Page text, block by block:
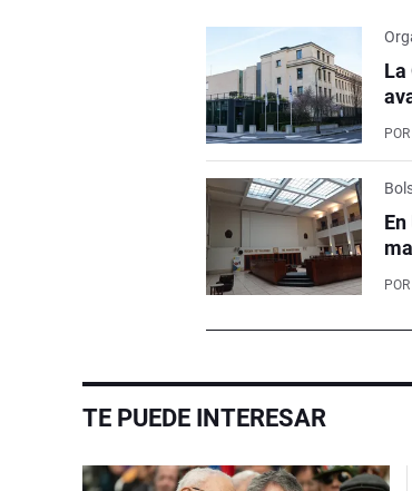
La
POR
POR
TE PUEDE INTERESAR